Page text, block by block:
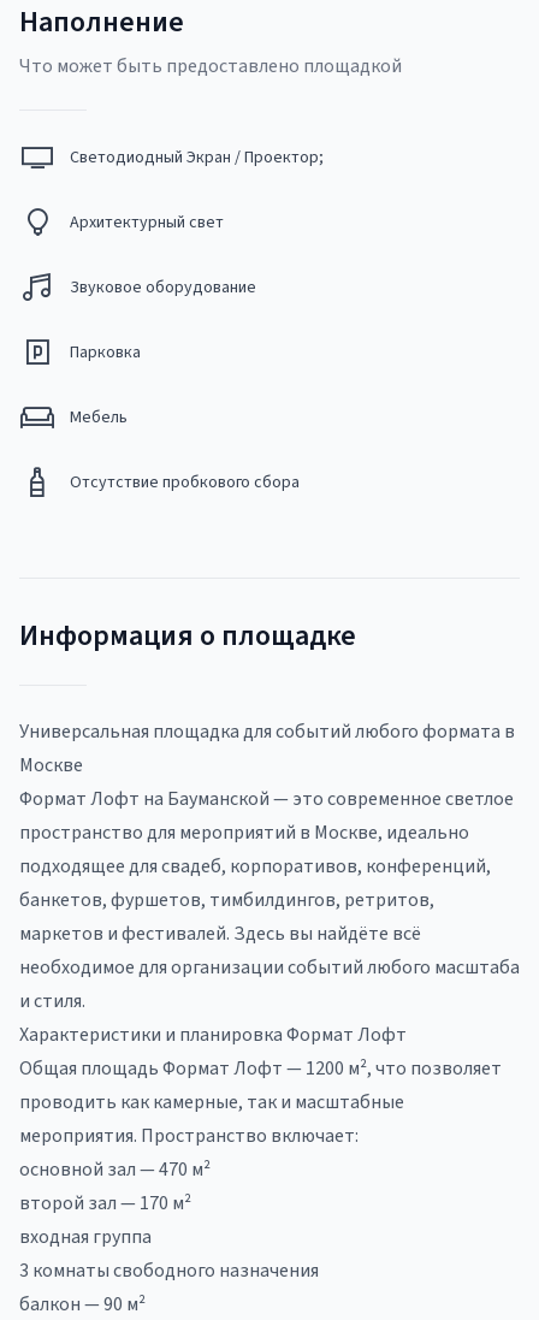
Наполнение
Что может быть предоставлено площадкой
Светодиодный Экран / Проектор;
Архитектурный свет
Звуковое оборудование
Парковка
Мебель
Отсутствие пробкового сбора
Информация о площадке
Универсальная площадка для событий любого формата в
Москве
Формат Лофт на Бауманской — это современное светлое
пространство для мероприятий в Москве, идеально
подходящее для свадеб, корпоративов, конференций,
банкетов, фуршетов, тимбилдингов, ретритов,
маркетов и фестивалей. Здесь вы найдёте всё
необходимое для организации событий любого масштаба
и стиля.
Характеристики и планировка Формат Лофт
Общая площадь Формат Лофт — 1200 м², что позволяет
проводить как камерные, так и масштабные
мероприятия. Пространство включает:
основной зал — 470 м²
второй зал — 170 м²
входная группа
3 комнаты свободного назначения
балкон — 90 м²